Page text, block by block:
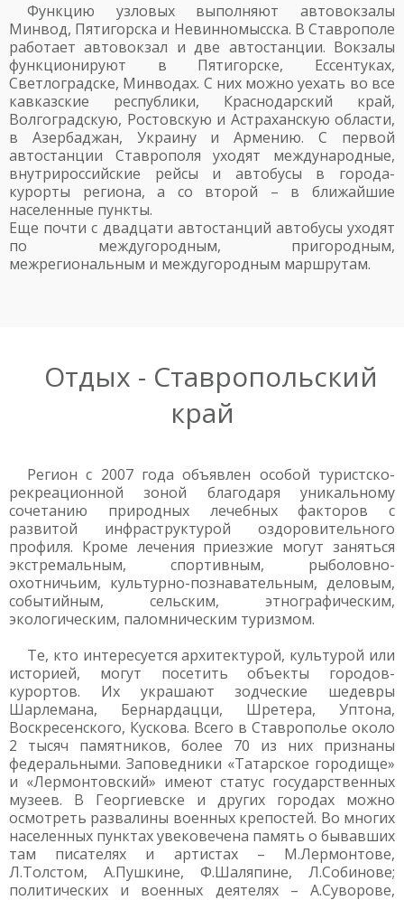
Функцию узловых выполняют автовокзалы
Минвод, Пятигорска и Невинномысска. В Ставрополе
работает автовокзал и две автостанции. Вокзалы
функционируют в Пятигорске, Ессентуках,
Светлоградске, Минводах. С них можно уехать во все
кавказские республики, Краснодарский край,
Волгоградскую, Ростовскую и Астраханскую области,
в Азербаджан, Украину и Армению. С первой
автостанции Ставрополя уходят международные,
внутрироссийские рейсы и автобусы в города-
курорты региона, а со второй – в ближайшие
населенные пункты.
Еще почти с двадцати автостанций автобусы уходят
по междугородным, пригородным,
межрегиональным и междугородным маршрутам.
Отдых - Ставропольский
край
Регион с 2007 года объявлен особой туристско-
рекреационной зоной благодаря уникальному
сочетанию природных лечебных факторов с
развитой инфраструктурой оздоровительного
профиля. Кроме лечения приезжие могут заняться
экстремальным, спортивным, рыболовно-
охотничьим, культурно-познавательным, деловым,
событийным, сельским, этнографическим,
экологическим, паломническим туризмом.
Те, кто интересуется архитектурой, культурой или
историей, могут посетить объекты городов-
курортов. Их украшают зодческие шедевры
Шарлемана, Бернардацци, Шретера, Уптона,
Воскресенского, Кускова. Всего в Ставрополье около
2 тысяч памятников, более 70 из них признаны
федеральными. Заповедники «Татарское городище»
и «Лермонтовский» имеют статус государственных
музеев. В Георгиевске и других городах можно
осмотреть развалины военных крепостей. Во многих
населенных пунктах увековечена память о бывавших
там писателях и артистах – М.Лермонтове,
Л.Толстом, А.Пушкине, Ф.Шаляпине, Л.Собинове;
политических и военных деятелях – А.Суворове,